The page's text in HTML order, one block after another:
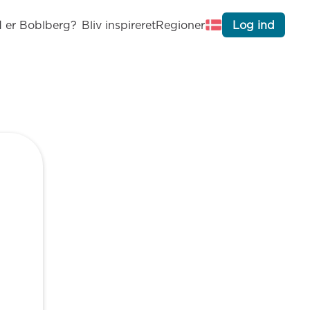
er Boblberg? Bliv inspireretRegioner Log ind